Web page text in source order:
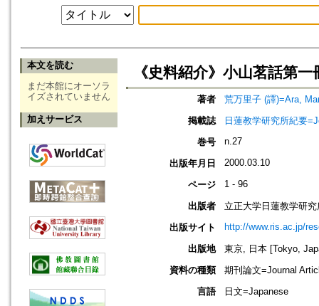
本文を読む
まだ本館にオーソラ
イズされていません
加えサービス
《史料紹介》小山茗話第
著者
荒万里子 (譯)=Ara,
掲載誌
日蓮教学研究所紀要
巻号
n.27
出版年月日 2000.03.10
ページ 1 - 96
出版者
立正大学日蓮教学研究
出版サイト
http://www.ris.ac.jp/
出版地
東京, 日本 [Tokyo,
資料の種類
期刊論文=Journal
言語
日文=Japanese